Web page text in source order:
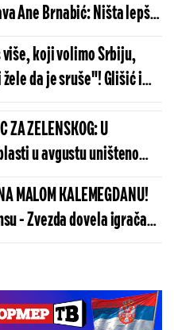
Ane Brnabić: Ništa lepše
svojim narodom (FOTO)
koji volimo Srbiju,
da je sruše"! Glišić i
zna se šta većinska Srbija
ZA ZELENSKOG: U
u avgustu uništeno
jaga“
MALOM KALEMEGDANU!
- Zvezda dovela igrača